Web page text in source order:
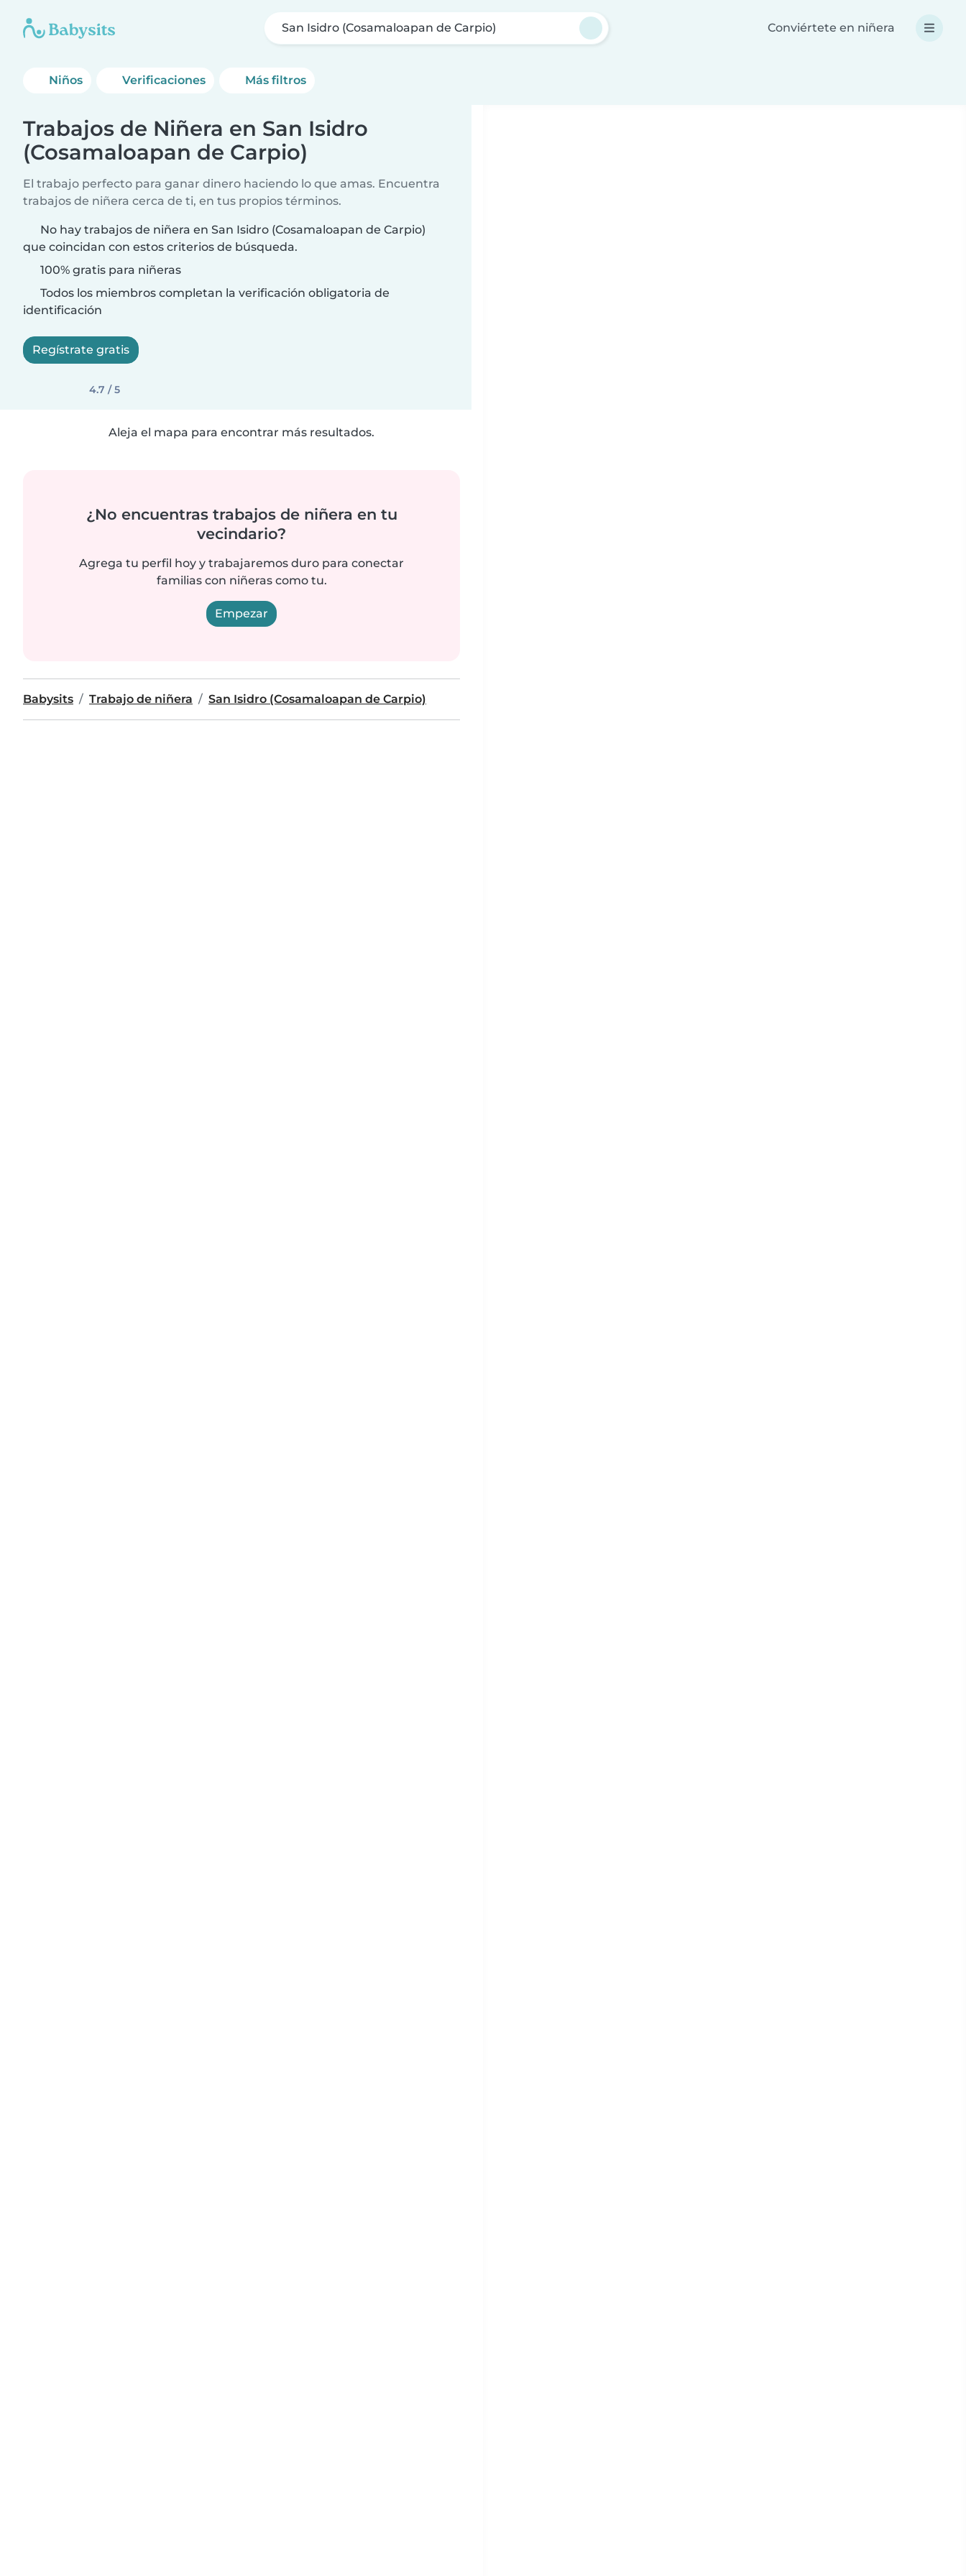
San Isidro (Cosamaloapan de Carpio) Conviértete en niñera
Niños Verificaciones Más filtros
Trabajos de Niñera en San Isidro
(Cosamaloapan de Carpio)
El trabajo perfecto para ganar dinero haciendo lo que amas. Encuentra
trabajos de niñera cerca de ti, en tus propios términos.
No hay trabajos de niñera en San Isidro (Cosamaloapan de Carpio)
que coincidan con estos criterios de búsqueda.
100% gratis para niñeras
Todos los miembros completan la verificación obligatoria de
identificación
Regístrate gratis
4.7 / 5
Aleja el mapa para encontrar más resultados.
¿No encuentras trabajos de niñera en tu
vecindario?
Agrega tu perfil hoy y trabajaremos duro para conectar
familias con niñeras como tu.
Empezar
Babysits Trabajo de niñera San Isidro (Cosamaloapan de Carpio)